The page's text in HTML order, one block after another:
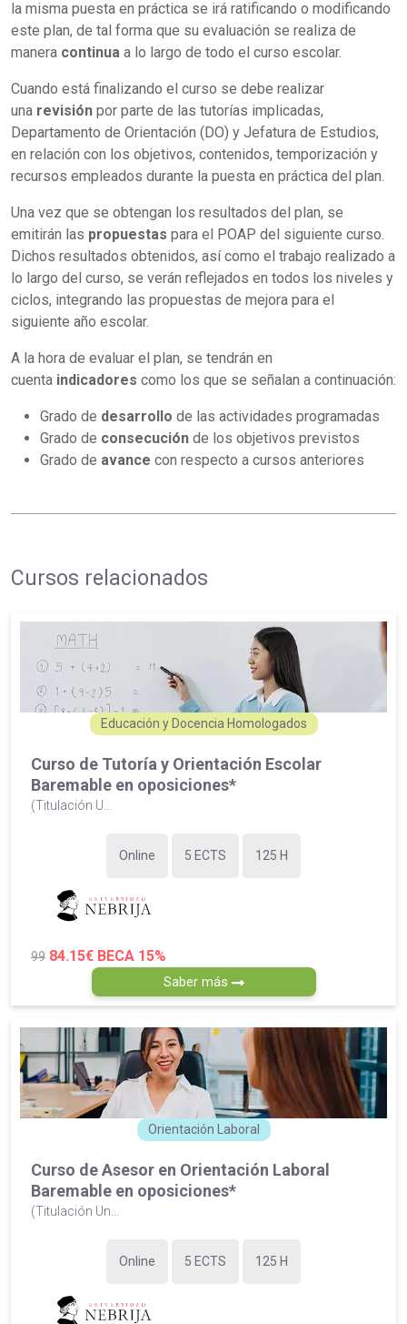
la misma puesta en práctica se irá ratificando o modificando
este plan, de tal forma que su evaluación se realiza de
manera continua a lo largo de todo el curso escolar.
Cuando está finalizando el curso se debe realizar
una revisión por parte de las tutorías implicadas,
Departamento de Orientación (DO) y Jefatura de Estudios,
en relación con los objetivos, contenidos, temporización y
recursos empleados durante la puesta en práctica del plan.
Una vez que se obtengan los resultados del plan, se
emitirán las propuestas para el POAP del siguiente curso.
Dichos resultados obtenidos, así como el trabajo realizado a
lo largo del curso, se verán reflejados en todos los niveles y
ciclos, integrando las propuestas de mejora para el
siguiente año escolar.
A la hora de evaluar el plan, se tendrán en
cuenta indicadores como los que se señalan a continuación:
Grado de desarrollo de las actividades programadas
Grado de consecución de los objetivos previstos
Grado de avance con respecto a cursos anteriores
Cursos relacionados
Educación y Docencia Homologados
Curso de Tutoría y Orientación Escolar
Baremable en oposiciones*
(Titulación U...
Online 5 ECTS 125 H
99 84.15€ BECA 15%
Saber más
Orientación Laboral
Curso de Asesor en Orientación Laboral
Baremable en oposiciones*
(Titulación Un...
Online 5 ECTS 125 H